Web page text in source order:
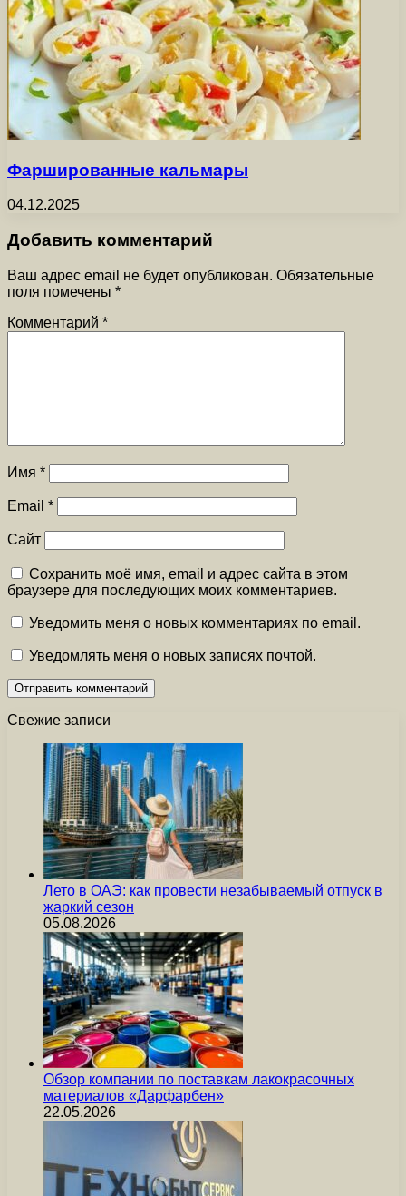
Фаршированные кальмары
04.12.2025
Добавить комментарий
Ваш адрес email не будет опубликован. Обязательные
поля помечены *
Комментарий *
Имя *
Email *
Сайт
Сохранить моё имя, email и адрес сайта в этом
браузере для последующих моих комментариев.
Уведомить меня о новых комментариях по email.
Уведомлять меня о новых записях почтой.
Свежие записи
Лето в ОАЭ: как провести незабываемый отпуск в
жаркий сезон
05.08.2026
Обзор компании по поставкам лакокрасочных
материалов «Дарфарбен»
22.05.2026